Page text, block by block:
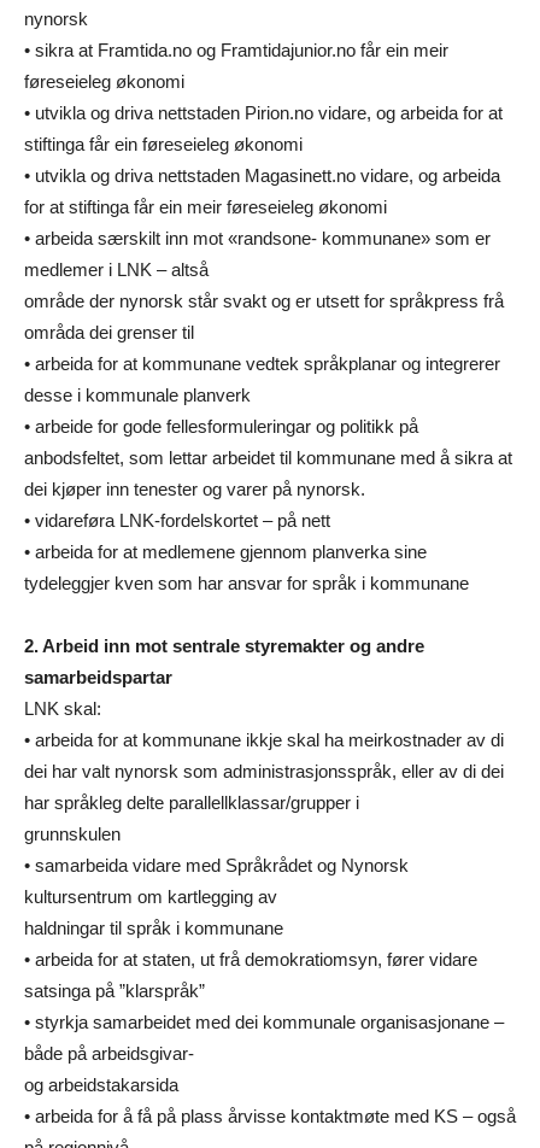
nynorsk
• sikra at Framtida.no og Framtidajunior.no får ein meir
føreseieleg økonomi
• utvikla og driva nettstaden Pirion.no vidare, og arbeida for at
stiftinga får ein føreseieleg økonomi
• utvikla og driva nettstaden Magasinett.no vidare, og arbeida
for at stiftinga får ein meir føreseieleg økonomi
• arbeida særskilt inn mot «randsone- kommunane» som er
medlemer i LNK – altså
område der nynorsk står svakt og er utsett for språkpress frå
områda dei grenser til
• arbeida for at kommunane vedtek språkplanar og integrerer
desse i kommunale planverk
• arbeide for gode fellesformuleringar og politikk på
anbodsfeltet, som lettar arbeidet til kommunane med å sikra at
dei kjøper inn tenester og varer på nynorsk.
• vidareføra LNK-fordelskortet – på nett
• arbeida for at medlemene gjennom planverka sine
tydeleggjer kven som har ansvar for språk i kommunane
2. Arbeid inn mot sentrale styremakter og andre
samarbeidspartar
LNK skal:
• arbeida for at kommunane ikkje skal ha meirkostnader av di
dei har valt nynorsk som administrasjonsspråk, eller av di dei
har språkleg delte parallellklassar/grupper i
grunnskulen
• samarbeida vidare med Språkrådet og Nynorsk
kultursentrum om kartlegging av
haldningar til språk i kommunane
• arbeida for at staten, ut frå demokratiomsyn, fører vidare
satsinga på ”klarspråk”
• styrkja samarbeidet med dei kommunale organisasjonane –
både på arbeidsgivar-
og arbeidstakarsida
• arbeida for å få på plass årvisse kontaktmøte med KS – også